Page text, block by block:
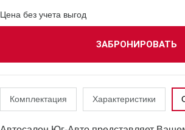
Цена без учета выгод
ЗАБРОНИРОВАТЬ
Комплектация Характеристики